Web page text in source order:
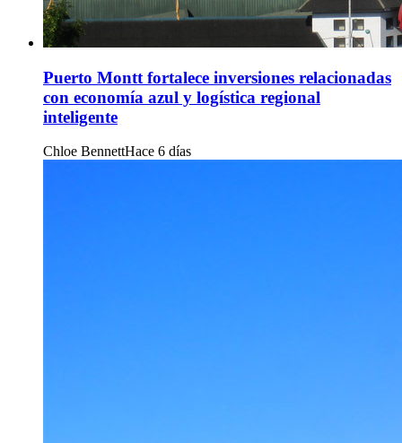
Puerto Montt fortalece inversiones relacionadas
con economía azul y logística regional
inteligente
Chloe BennettHace 6 días